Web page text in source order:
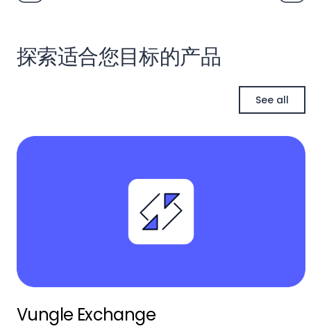
探索适合您目标的产品
See all
Vungle Exchange